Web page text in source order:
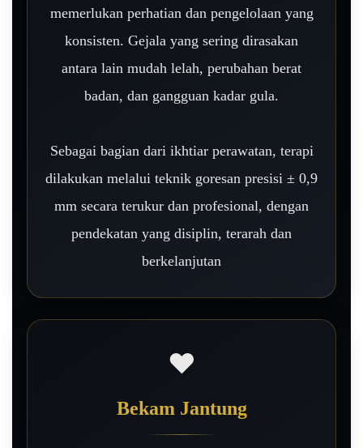
memerlukan perhatian dan pengelolaan yang
konsisten. Gejala yang sering dirasakan
antara lain mudah lelah, perubahan berat
badan, dan gangguan kadar gula.
Sebagai bagian dari ikhtiar perawatan, terapi
dilakukan melalui teknik goresan presisi ± 0,9
mm secara terukur dan profesional, dengan
pendekatan yang disiplin, terarah dan
berkelanjutan
❤️
Bekam Jantung